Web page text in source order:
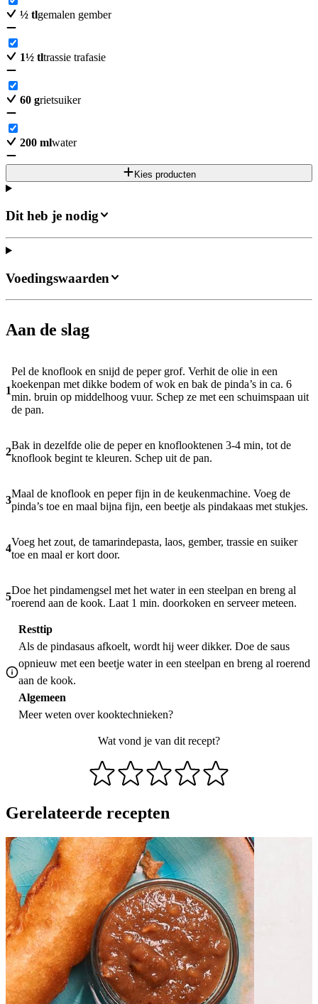
½ tlgemalen gember
1½ tltrassie trafasie
60 grietsuiker
200 mlwater
Kies producten
Dit heb je nodig
Aan de slag
1
Pel de knoflook en snijd de peper grof. Verhit de olie in een
koekenpan met dikke bodem of wok en bak de pinda’s in ca. 6
min. bruin op middelhoog vuur. Schep ze met een schuimspaan uit
de pan.
2
Bak in dezelfde olie de peper en knoflooktenen 3-4 min, tot de
knoflook begint te kleuren. Schep uit de pan.
3
Maal de knoflook en peper fijn in de keukenmachine. Voeg de
pinda’s toe en maal bijna fijn, een beetje als pindakaas met stukjes.
4
Voeg het zout, de tamarindepasta, laos, gember, trassie en suiker
toe en maal er kort door.
5
Doe het pindamengsel met het water in een steelpan en breng al
roerend aan de kook. Laat 1 min. doorkoken en serveer meteen.
Resttip
Als de pindasaus afkoelt, wordt hij weer dikker. Doe de saus
opnieuw met een beetje water in een steelpan en breng al roerend
aan de kook.
Algemeen
Meer weten overkooktechnieken?
Wat vond je van dit recept?
Voedingswaarden
Gerelateerde recepten